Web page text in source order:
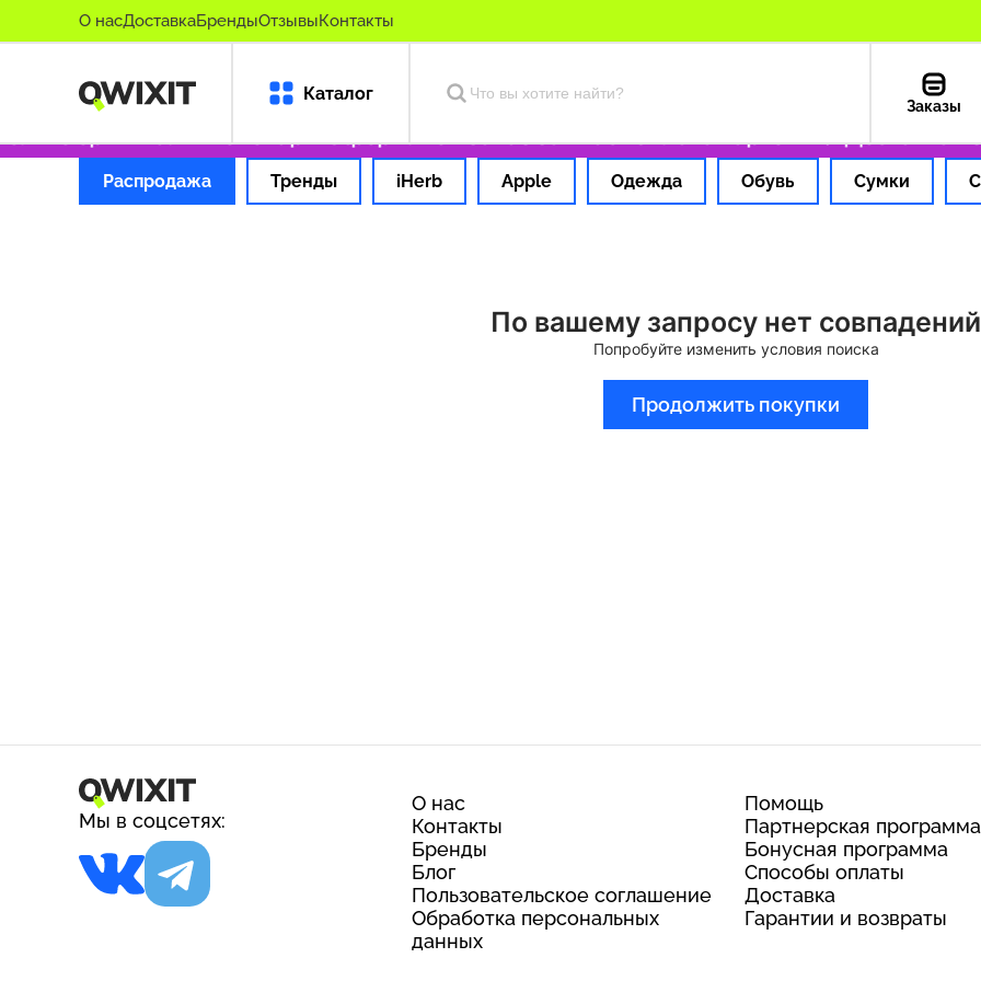
О насДоставкаБрендыОтзывыКонтакты
Каталог
Заказы
оригинальные товары Оформляем заказ за 1 час Оплата картой РФ Доставка
Распродажа Тренды iHerb Apple Одежда Обувь Сумки
По вашему запросу нет совпадений
Попробуйте изменить условия поиска
Продолжить покупки
Мы в соцсетях:
О нас
Контакты
Бренды
Блог
Пользовательское соглашение
Обработка персональных
данных
Помощь
Партнерская программа
Бонусная программа
Способы оплаты
Доставка
Гарантии и возвраты